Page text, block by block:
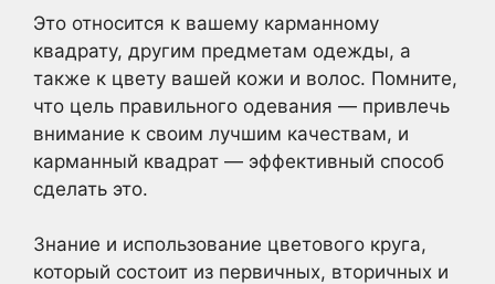
Это относится к вашему карманному
квадрату, другим предметам одежды, а
также к цвету вашей кожи и волос. Помните,
что цель правильного одевания — привлечь
внимание к своим лучшим качествам, и
карманный квадрат — эффективный способ
сделать это.
Знание и использование цветового круга,
который состоит из первичных, вторичных и